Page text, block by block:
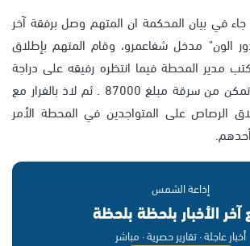
في بيان المحكمة ان المتهم وصل برفقة آخر
الون" مدخل شفاعمرو، وقام المتهم بإطلاق
مدير المحطة فيما انتظره رفيقه على دراجة
نارية خارج المحطة، وتمكن من سرقة مبلغ 87000 . ثم لاذ بالفرار مع
الرصاص على المتواجدين في المحطة الأمر
إذاعة الشمس
آخر الأخبار بلحظة بلحظة
أخبار عاجلة · تقارير حصرية · مباشر